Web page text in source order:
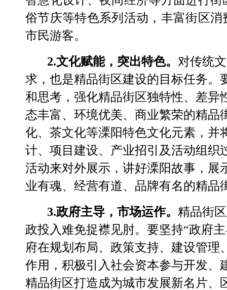
俗节庆等特色系列活动，丰富街区
市民游客。
2.文化赋能，突出特色。 对传统
求，也是精品街区建设的目标任务。
和思考，强化精品街区独特性、差异
态丰富、环境优美、商业繁荣的精品
化、茶文化等溧阳特色文化元素 ， 并
计、项目建设、产业招引及活动组织
活动来对外展示，讲好溧阳故事，展
业有魂、经营有道、品牌有名的精品
3.政府主导，市场运作。 精品街
政投入难免捉襟见肘。 要坚持“政府
府在规划布局、政策支持、建设管
作用 ，积极引入社会资本参与开发、
精品街区打造成为城市发展新名片、